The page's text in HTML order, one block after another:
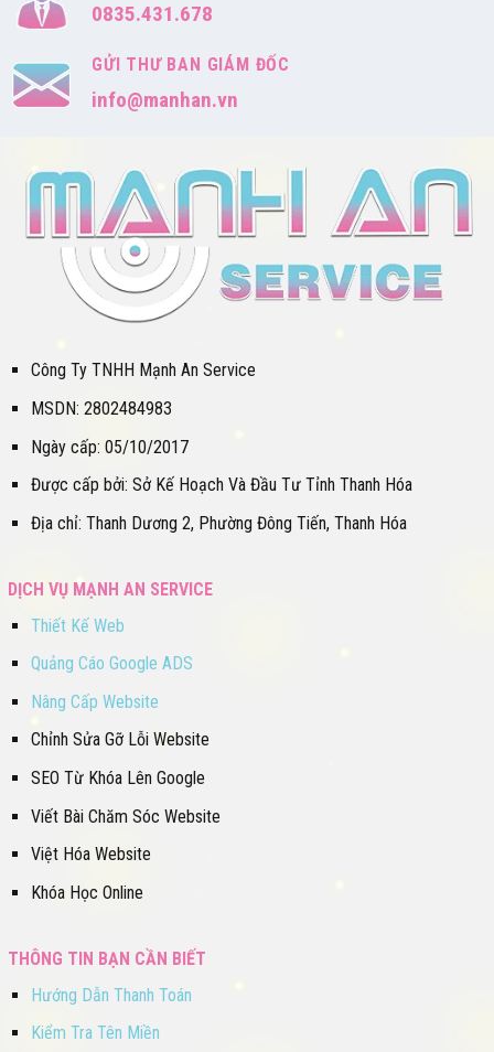
0835.431.678
GỬI THƯ BAN GIÁM ĐỐC
info@manhan.vn
Công Ty TNHH Mạnh An Service
MSDN: 2802484983
Ngày cấp: 05/10/2017
Được cấp bởi: Sở Kế Hoạch Và Đầu Tư Tỉnh Thanh Hóa
Địa chỉ: Thanh Dương 2, Phường Đông Tiến, Thanh Hóa
DỊCH VỤ MẠNH AN SERVICE
Thiết Kế Web
Quảng Cáo Google ADS
Nâng Cấp Website
Chỉnh Sửa Gỡ Lỗi Website
SEO Từ Khóa Lên Google
Viết Bài Chăm Sóc Website
Việt Hóa Website
Khóa Học Online
THÔNG TIN BẠN CẦN BIẾT
Hướng Dẫn Thanh Toán
Kiểm Tra Tên Miền